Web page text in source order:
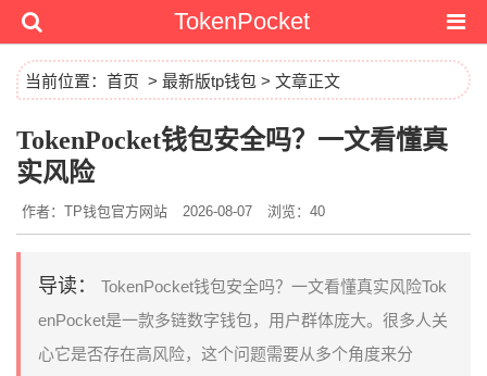
TokenPocket
当前位置： 首页 > 最新版tp钱包 > 文章正文
TokenPocket钱包安全吗？一文看懂真
实风险
作者：TP钱包官方网站 2026-08-07 浏览：40
导读：
TokenPocket钱包安全吗？一文看懂真实风险Tok
enPocket是一款多链数字钱包，用户群体庞大。很多人关
心它是否存在高风险，这个问题需要从多个角度来分